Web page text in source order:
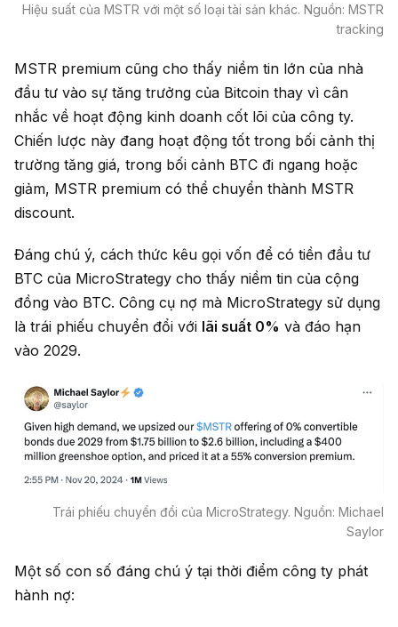
Hiệu suất của MSTR với một số loại tài sản khác. Nguồn: MSTR
tracking
MSTR premium cũng cho thấy niềm tin lớn của nhà
đầu tư vào sự tăng trưởng của Bitcoin thay vì cân
nhắc về hoạt động kinh doanh cốt lõi của công ty.
Chiến lược này đang hoạt động tốt trong bối cảnh thị
trường tăng giá, trong bối cảnh BTC đi ngang hoặc
giảm, MSTR premium có thể chuyển thành MSTR
discount.
Đáng chú ý, cách thức kêu gọi vốn để có tiền đầu tư
BTC của MicroStrategy cho thấy niềm tin của cộng
đồng vào BTC. Công cụ nợ mà MicroStrategy sử dụng
là trái phiếu chuyển đổi với lãi suất 0% và đáo hạn
vào 2029.
Trái phiếu chuyển đổi của MicroStrategy. Nguồn: Michael
Saylor
Một số con số đáng chú ý tại thời điểm công ty phát
hành nợ: